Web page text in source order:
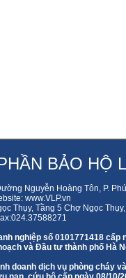
BẢO HỘ
Nguyễn Hoàng Tôn, P.
www.VLP.vn
Thụy, Tầng 5 Chợ Ngọc
nghiệp số 0101771418
và Đầu tư thành phố Hà
doanh dịch vụ phòng cháy